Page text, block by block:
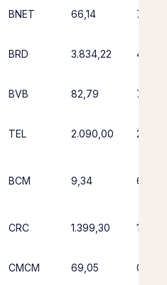
BNET 66,14 79,27
BRD 3.834,22
BVB 82,79 77,38
TEL 2.090,00
BCM 9,34 6,82
CRC 1.399,30
CMCM 69,05 0,39